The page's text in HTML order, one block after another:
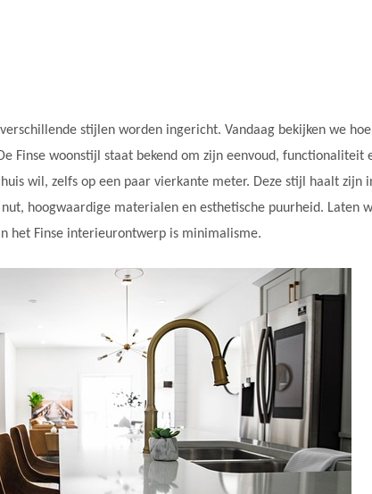
stijlen worden ingericht. Vandaag bekijken we
Finse woonstijl staat bekend om zijn eenvoud, functionaliteit
wil, zelfs op een paar vierkante meter. Deze stijl haalt zijn
hoogwaardige materialen en esthetische puurheid. Laten
het Finse interieurontwerp is minimalisme.